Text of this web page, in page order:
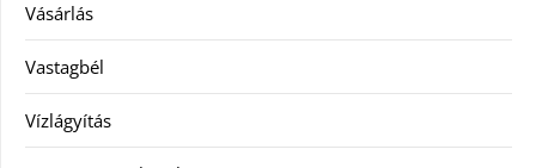
Vásárlás
Vastagbél
Vízlágyítás